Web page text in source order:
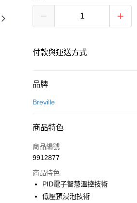
付款與運送方式
付款方式
信用卡一次付款
運送方式
宅配
品牌
Breville
商品特色
商品編號
9912877
商品特色
PID電子智慧溫控技術
低壓預浸泡技術